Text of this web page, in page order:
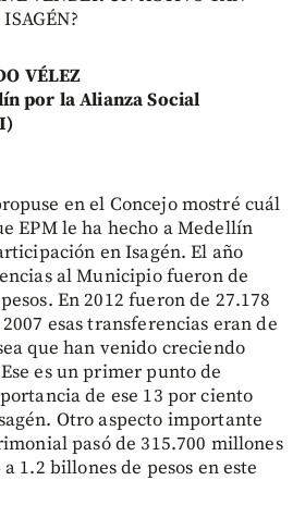
VÉLEZ
por la Alianza Social
en el Concejo mostré cuál
EPM le ha hecho a Medellín
en Isagén. El año
al Municipio fueron de
En 2012 fueron de 27.178
esas transferencias eran de
que han venido creciendo
es un primer punto de
de ese 13 por ciento
Otro aspecto importante
pasó de 315.700 millones
1.2 billones de pesos en este